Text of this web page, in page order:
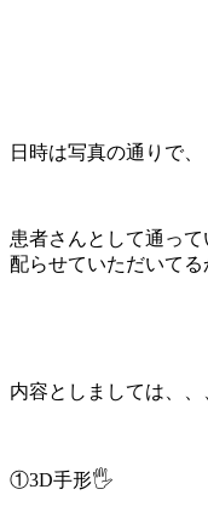
日時は写真の通りで、
患者さんとして通っ
配らせていただいてる
内容としましては、、
①3D手形🖐️